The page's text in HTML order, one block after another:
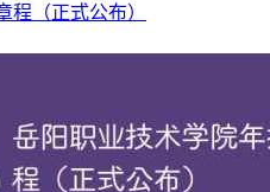
在重庆本科批物理组招生人数
医学
5
学
2
程（正式公布）